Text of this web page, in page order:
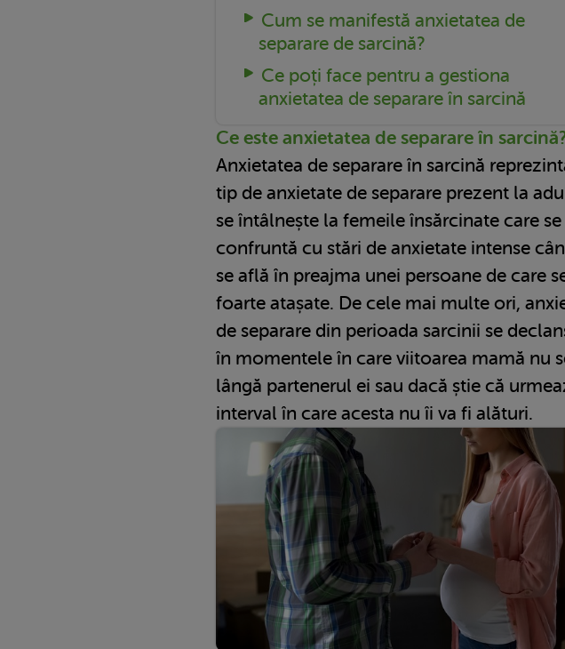
Cum se manifestă anxietatea de
separare de sarcină?
Ce poți face pentru a gestiona
anxietatea de separare în sarcină
Ce este anxietatea de separare în
Anxietatea de separare în sarcină
tip de anxietate de separare prezent la
se întâlnește la femeile însărcinate care se
confruntă cu stări de anxietate intense
se află în preajma unei persoane de care
foarte atașate. De cele mai multe ori,
de separare din perioada sarcinii se
în momentele în care viitoarea mamă nu
lângă partenerul ei sau dacă știe că
interval în care acesta nu îi va fi alături.